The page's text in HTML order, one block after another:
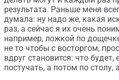
результата. Раньше меня
думала: ну надо же, какая
раз, а сейчас я их очень
например, ложкой по
не то чтобы с восторгом,
вдруг становится: что
постучать, а потом по столу,